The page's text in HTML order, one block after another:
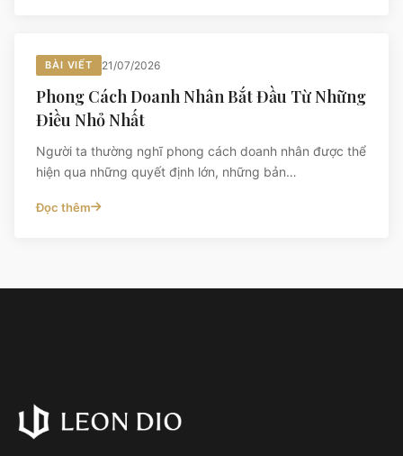
BÀI VIẾT 21/07/2026
Phong Cách Doanh Nhân Bắt Đầu Từ Những
Điều Nhỏ Nhất
Người ta thường nghĩ phong cách doanh nhân được thể
hiện qua những quyết định lớn, những bản…
Đọc thêm